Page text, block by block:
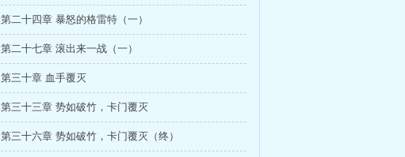
第二十四章 暴怒的格雷特（一）
第二十七章 滚出来一战（一）
第三十章 血手覆灭
第三十三章 势如破竹，卡门覆灭
第三十六章 势如破竹，卡门覆灭（终）